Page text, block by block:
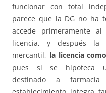
funcionar con total
parece que la DG no ha
accede primeramente
licencia, y después la
mercantil, la licencia
pues si se hipoteca
destinado a